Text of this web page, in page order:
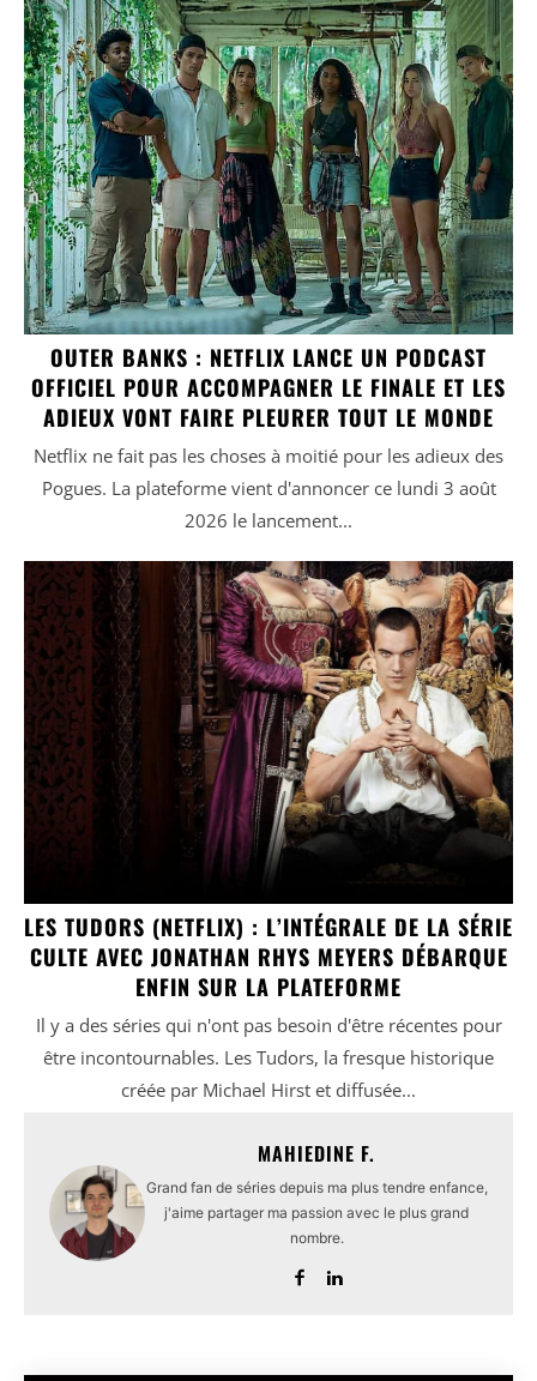
OUTER BANKS : NETFLIX LANCE UN PODCAST
OFFICIEL POUR ACCOMPAGNER LE FINALE ET LES
ADIEUX VONT FAIRE PLEURER TOUT LE MONDE
Netflix ne fait pas les choses à moitié pour les adieux des
Pogues. La plateforme vient d'annoncer ce lundi 3 août
2026 le lancement...
LES TUDORS (NETFLIX) : L’INTÉGRALE DE LA SÉRIE
CULTE AVEC JONATHAN RHYS MEYERS DÉBARQUE
ENFIN SUR LA PLATEFORME
Il y a des séries qui n'ont pas besoin d'être récentes pour
être incontournables. Les Tudors, la fresque historique
créée par Michael Hirst et diffusée...
MAHIEDINE F.
Grand fan de séries depuis ma plus tendre enfance,
j'aime partager ma passion avec le plus grand
nombre.